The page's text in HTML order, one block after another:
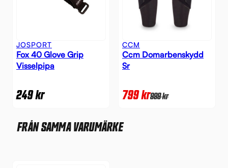
JOSPORT
Fox 40 Glove Grip
Visselpipa
249kr
CCM
Ccm Domarbenskydd
Sr
799kr999kr
FRÅN SAMMA VARUMÄRKE